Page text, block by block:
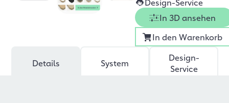
In 3D ansehen
In den Warenkorb
Details System
Design-
Service